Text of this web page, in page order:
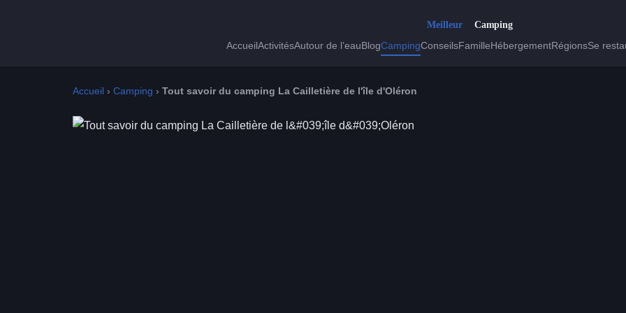
AccueilActivitésAutour de l’eauBlogCampingConseilsFamilleHébergementRégionsSe
Accueil › Camping › Tout savoir du camping La Cailletière de l'île d'Oléron